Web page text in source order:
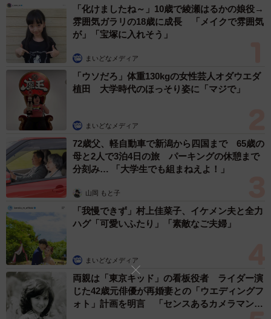
【2位：かまいたち】
吉本興業所属のお笑いコンビで、山内健司と濱家隆一の2人
組です。NSC大阪校の26期生で、2004年にコンビを結成し
ました。YouTubeチャンネル『かまいたちチャンネル』で
は、『ねおミルクボーイ』というネーミングでコンテンツ
を運営しており、ネタ・ランキングコーナー・パチスロな
どを投稿し、いずれも人気です。
【3位：さまぁ～ず】
ホリプロ所属のお笑いコンビで、大竹一樹と三村マサカズ
の2人組です。大竹のシュールなボケと三村の鋭いツッコミ
で、多くのバラエティを盛り上げています。YouTubeチャ
ンネル『さまぁ〜ずチャンネル』では、ボードゲームや食
べ比べ、ゲストを呼んでのトークなど、ここでしか見られ
ないさまぁ〜ずの魅力が詰まっています。
◇ ◇
「化けましたね～」10歳で綾瀬はるかの娘役→
雰囲気ガラリの18歳に成長 「メイクで雰囲気
が」「宝塚に入れそう」
まいどなメディア
「ウソだろ」体重130kgの女性芸人オダウエダ
植田 大学時代のほっそり姿に「マジで」
まいどなメディア
72歳父、軽自動車で新潟から四国まで 65歳の
母と2人で3泊4日の旅 パーキングの休憩まで
分刻み… 「大学生でも組まねえよ！」
山岡 もと子
「我慢できず」村上佳菜子、イケメン夫と全力
ハグ「可愛いふたり」「素敵なご夫婦」
まいどなメディア
両親は「東京キッド」の看板役者 ライダー演
じた42歳元俳優が再婚妻との「ウエディングフ
ォト」計画を明言 「センスあるカメラマン求